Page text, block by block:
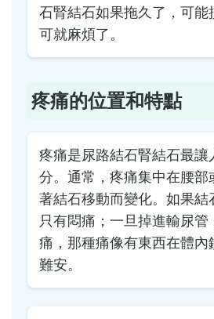
石腎結石如果拖久了，可能
可就麻煩了。
疼痛的位置和特點
疼痛是尿路結石腎結石最讓
分。通常，疼痛集中在腰部
著結石移動而變化。如果結
只有悶痛；一旦掉進輸尿管
痛，那種痛像有東西在體內
難安。